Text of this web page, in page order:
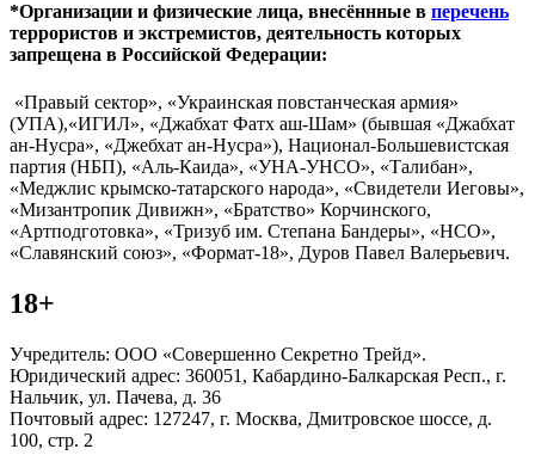
*Организации и физические лица, внесённные в перечень
террористов и экстремистов, деятельность которых
запрещена в Российской Федерации:
«Правый сектор», «Украинская повстанческая армия»
(УПА),«ИГИЛ», «Джабхат Фатх аш-Шам» (бывшая «Джабхат
ан-Нусра», «Джебхат ан-Нусра»), Национал-Большевистская
партия (НБП), «Аль-Каида», «УНА-УНСО», «Талибан»,
«Меджлис крымско-татарского народа», «Свидетели Иеговы»,
«Мизантропик Дивижн», «Братство» Корчинского,
«Артподготовка», «Тризуб им. Степана Бандеры», «НСО»,
«Славянский союз», «Формат-18», Дуров Павел Валерьевич.
18+
Учредитель: ООО «Совершенно Секретно Трейд».
Юридический адрес: 360051, Кабардино-Балкарская Респ., г.
Нальчик, ул. Пачева, д. 36
Почтовый адрес: 127247, г. Москва, Дмитровское шоссе, д.
100, стр. 2